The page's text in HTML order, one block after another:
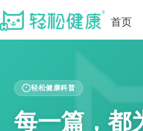
首页
轻松健康科普
每一篇，都